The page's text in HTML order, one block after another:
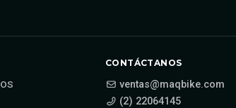
CONTÁCTANOS
ventas@maqbike.com
(2) 22064145